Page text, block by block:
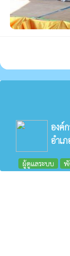
องค์
อำเ
ผู้ดูแลระบบ พั